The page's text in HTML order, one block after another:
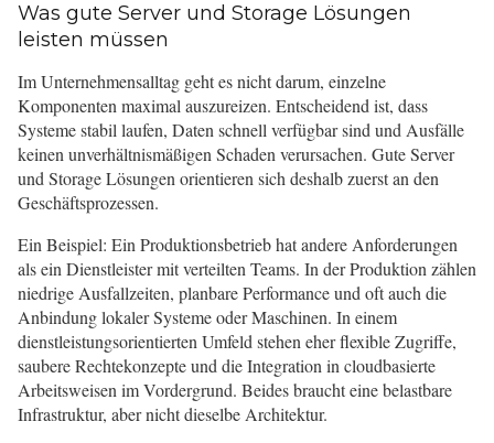
Was gute Server und Storage Lösungen
leisten müssen
Im Unternehmensalltag geht es nicht darum, einzelne
Komponenten maximal auszureizen. Entscheidend ist, dass
Systeme stabil laufen, Daten schnell verfügbar sind und Ausfälle
keinen unverhältnismäßigen Schaden verursachen. Gute Server
und Storage Lösungen orientieren sich deshalb zuerst an den
Geschäftsprozessen.
Ein Beispiel: Ein Produktionsbetrieb hat andere Anforderungen
als ein Dienstleister mit verteilten Teams. In der Produktion zählen
niedrige Ausfallzeiten, planbare Performance und oft auch die
Anbindung lokaler Systeme oder Maschinen. In einem
dienstleistungsorientierten Umfeld stehen eher flexible Zugriffe,
saubere Rechtekonzepte und die Integration in cloudbasierte
Arbeitsweisen im Vordergrund. Beides braucht eine belastbare
Infrastruktur, aber nicht dieselbe Architektur.